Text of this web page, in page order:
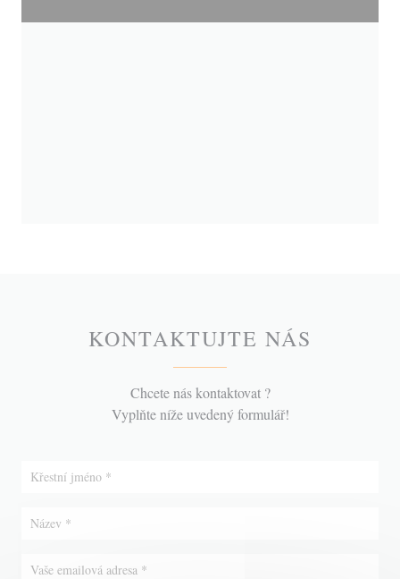
KONTAKTUJTE NÁS
Chcete nás kontaktovat ?
Vyplňte níže uvedený formulář!